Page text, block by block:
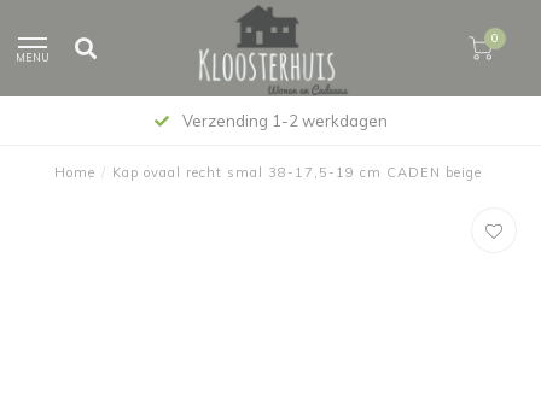
MENU
0
Verzending 1-2 werkdagen
Home / Kap ovaal recht smal 38-17,5-19 cm CADEN beige